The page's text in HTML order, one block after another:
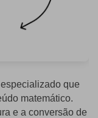
que
matemático.
e a conversão de